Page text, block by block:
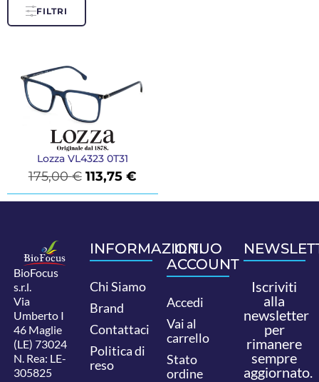
FILTRI
Lozza VL4323 0T31
175,00€ 113,75 €
BioFocus
s.r.l.
Via
Umberto I
46 Maglie
(LE) 73024
N. Rea: LE-
305825
INFORMAZIONI
Chi Siamo
Brand
Contattaci
Politica di
reso
IL TUO
ACCOUNT
Accedi
Vai al
carrello
Stato
ordine
Iscriviti
alla
newsletter
per
rimanere
sempre
aggiornato.